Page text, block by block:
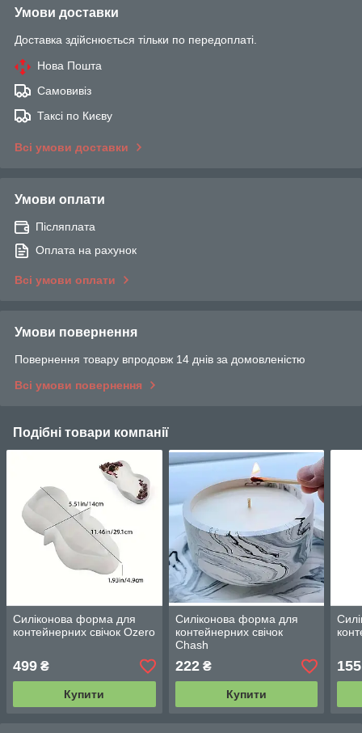
Умови доставки
Доставка здійснюється тільки по передоплаті.
Нова Пошта
Самовивіз
Таксі по Києву
Всі умови доставки
Умови оплати
Післяплата
Оплата на рахунок
Всі умови оплати
Умови повернення
Повернення товару впродовж 14 днів за домовленістю
Всі умови повернення
Подібні товари компанії
Силіконова форма для
контейнерних свічок Ozero
499 ₴
Купити
Силіконова форма для
контейнерних свічок
Chash
222₴
Купити
155